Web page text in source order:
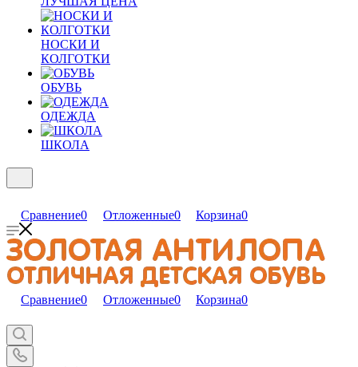
НОСКИ И
КОЛГОТКИ
ОБУВЬ
ОДЕЖДА
ШКОЛА
Сравнение0 Отложенные0 Корзина0
Сравнение0 Отложенные0 Корзина0